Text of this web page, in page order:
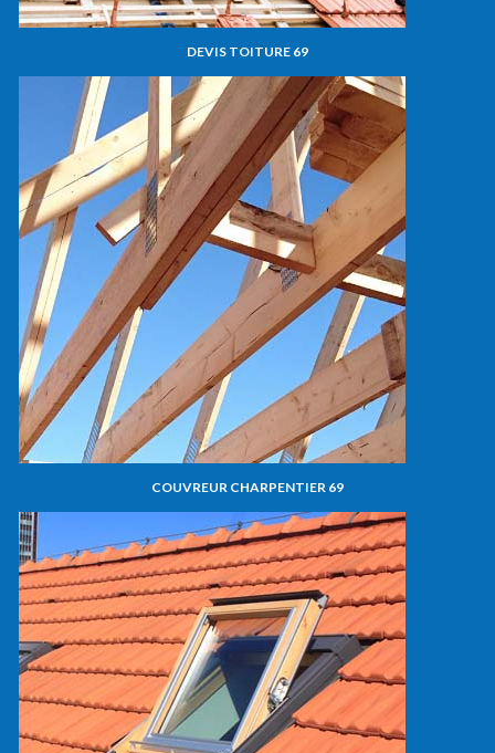
DEVIS TOITURE 69
COUVREUR CHARPENTIER 69